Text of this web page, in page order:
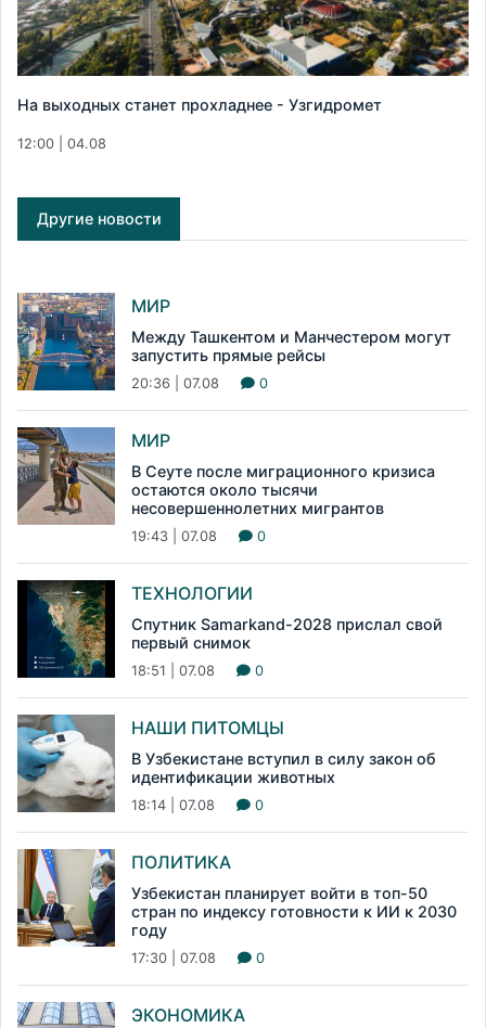
На выходных станет прохладнее - Узгидромет
12:00 | 04.08
Другие новости
МИР
Между Ташкентом и Манчестером могут
запустить прямые рейсы
20:36 | 07.08 0
МИР
В Сеуте после миграционного кризиса
остаются около тысячи
несовершеннолетних мигрантов
19:43 | 07.08 0
ТЕХНОЛОГИИ
Спутник Samarkand-2028 прислал свой
первый снимок
18:51 | 07.08 0
НАШИ ПИТОМЦЫ
В Узбекистане вступил в силу закон об
идентификации животных
18:14 | 07.08 0
ПОЛИТИКА
Узбекистан планирует войти в топ-50
стран по индексу готовности к ИИ к 2030
году
17:30 | 07.08 0
ЭКОНОМИКА